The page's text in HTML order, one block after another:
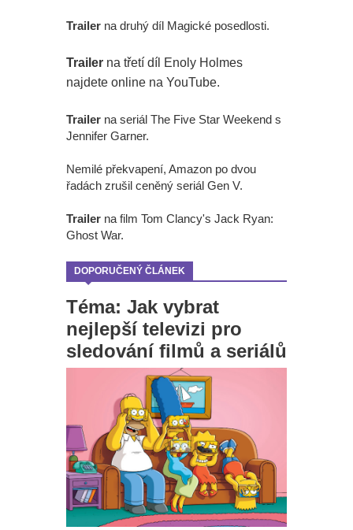
Trailer na druhý díl Magické posedlosti.
Trailer na třetí díl Enoly Holmes
najdete online na YouTube.
Trailer na seriál The Five Star Weekend s
Jennifer Garner.
Nemilé překvapení, Amazon po dvou
řadách zrušil ceněný seriál Gen V.
Trailer na film Tom Clancy's Jack Ryan:
Ghost War.
DOPORUČENÝ ČLÁNEK
Téma: Jak vybrat
nejlepší televizi pro
sledování filmů a seriálů